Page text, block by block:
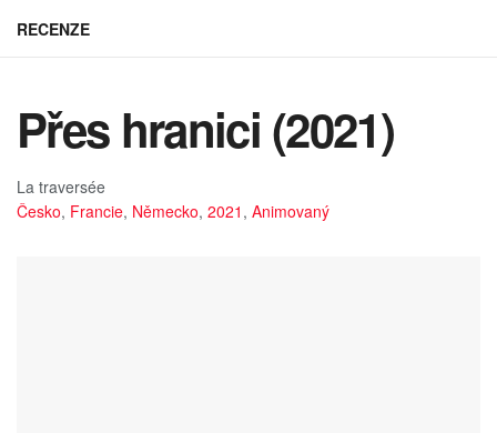
RECENZE
Přes hranici (2021)
La traversée
Česko, Francie, Německo, 2021 , Animovaný